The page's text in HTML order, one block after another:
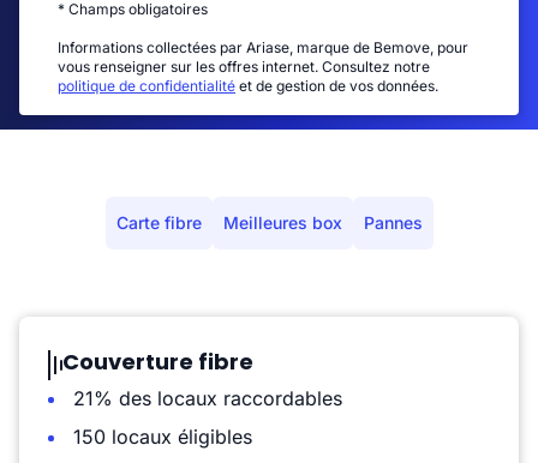
* Champs obligatoires
Informations collectées par Ariase, marque de Bemove, pour
vous renseigner sur les offres internet. Consultez notre
politique de confidentialité et de gestion de vos données.
Carte fibre Meilleures box Pannes
Couverture fibre
21% des locaux raccordables
150 locaux éligibles